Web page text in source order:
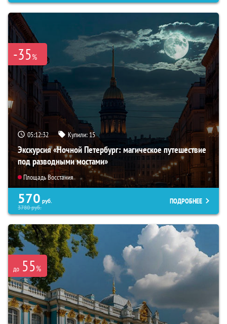
-35%
05:12:31 Купили: 15
Экскурсия «Ночной Петербург: магическое путешествие
под разводными мостами»
Площадь Восстания
570 руб.
3780руб.
ПОДРОБНЕЕ
до 55%